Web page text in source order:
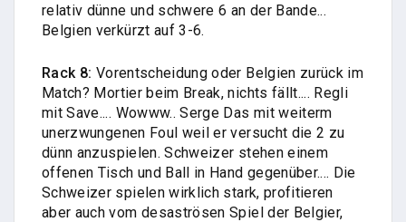
relativ dünne und schwere 6 an der Bande...
Belgien verkürzt auf 3-6.
Rack 8: Vorentscheidung oder Belgien zurück im
Match? Mortier beim Break, nichts fällt.... Regli
mit Save.... Wowww.. Serge Das mit weiterm
unerzwungenen Foul weil er versucht die 2 zu
dünn anzuspielen. Schweizer stehen einem
offenen Tisch und Ball in Hand gegenüber.... Die
Schweizer spielen wirklich stark, profitieren
aber auch vom desaströsen Spiel der Belgier,